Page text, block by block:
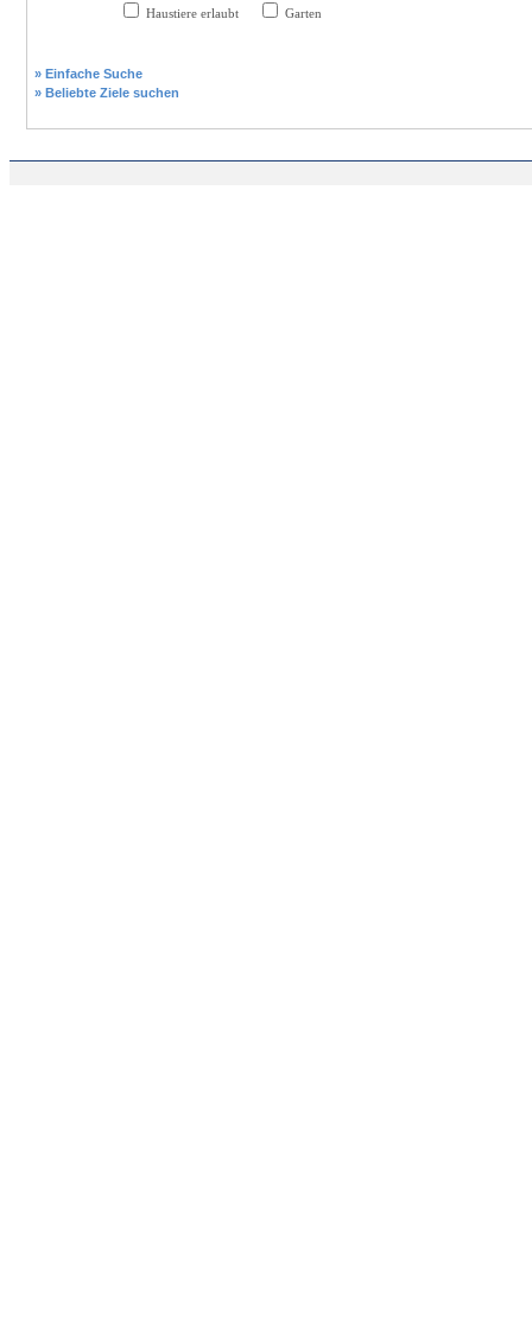
Haustiere erlaubt
Garten
» Einfache Suche
» Beliebte Ziele suchen